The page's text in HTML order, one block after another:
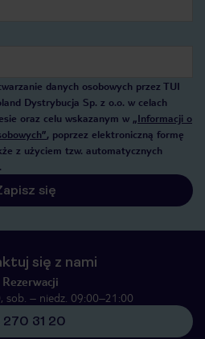
danych osobowych przez TUI
Dystrybucja Sp. z o.o. w celach
oraz celu wskazanym w „Informacji o
, poprzez elektroniczną formę
z użyciem tzw. automatycznych
się
się z nami
sob. – niedz. 09:00–21:00
270 31 20